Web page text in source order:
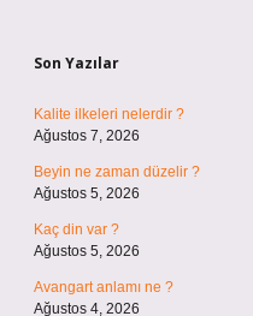
Son Yazılar
Kalite ilkeleri nelerdir ?
Ağustos 7, 2026
Beyin ne zaman düzelir ?
Ağustos 5, 2026
Kaç din var ?
Ağustos 5, 2026
Avangart anlamı ne ?
Ağustos 4, 2026